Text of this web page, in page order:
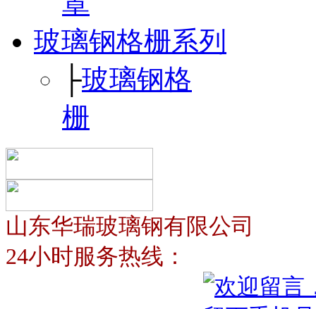
玻璃钢格栅系列
├玻璃钢格
栅
山东华瑞玻璃钢有限公司
24小时服务热线：